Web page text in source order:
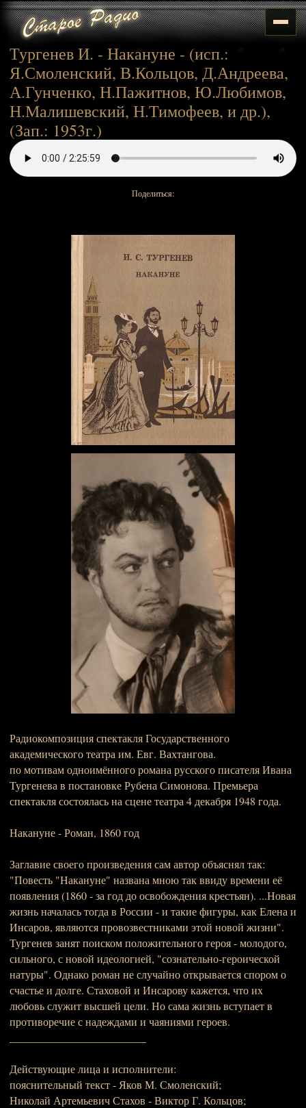
Тургенев И. - Накануне - (исп.:
Я.Смоленский, В.Кольцов, Д.Андреева,
А.Гунченко, Н.Пажитнов, Ю.Любимов,
Н.Малишевский, Н.Тимофеев, и др.),
(Зап.: 1953г.)
Поделиться:
Радиокомпозиция спектакля Государственного
академического театра им. Евг. Вахтангова.
по мотивам одноимённого романа русского писателя Ивана
Тургенева в постановке Рубена Симонова. Премьера
спектакля состоялась на сцене театра 4 декабря 1948 года.
Накануне - Роман, 1860 год
Заглавие своего произведения сам автор объяснял так:
"Повесть "Накануне" названа мною так ввиду времени её
появления (1860 - за год до освобождения крестьян). ...Новая
жизнь началась тогда в России - и такие фигуры, как Елена и
Инсаров, являются провозвестниками этой новой жизни".
Тургенев занят поиском положительного героя - молодого,
сильного, с новой идеологией, "сознательно-героической
натуры". Однако роман не случайно открывается спором о
счастье и долге. Стаховой и Инсарову кажется, что их
любовь служит высшей цели. Но сама жизнь вступает в
противоречие с надеждами и чаяниями героев.
Действующие лица и исполнители:
пояснительный текст - Яков М. Смоленский;
Николай Артемьевич Стахов - Виктор Г. Кольцов;